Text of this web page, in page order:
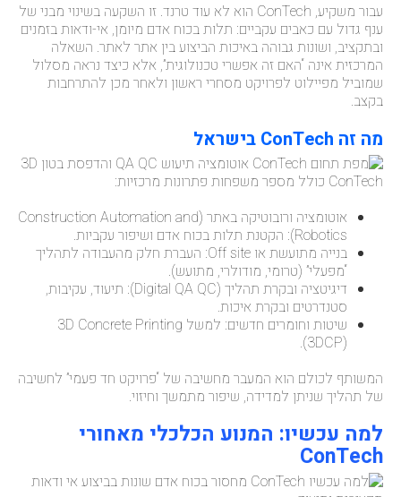
עבור משקיע, ConTech הוא לא עוד טרנד. זו השקעה בשינוי מבני של
ענף גדול עם כאבים עקביים: תלות בכוח אדם מיומן, אי-ודאות בזמנים
ובתקציב, ושונות גבוהה באיכות הביצוע בין אתר לאתר. השאלה
המרכזית אינה “האם זה אפשרי טכנולוגית”, אלא כיצד נראה מסלול
שמוביל מפיילוט לפרויקט מסחרי ראשון ולאחר מכן להתרחבות
בקצב.
מה זה ConTech בישראל
ConTech כולל מספר משפחות פתרונות מרכזיות:
אוטומציה ורובוטיקה באתר (Construction Automation and
Robotics): הקטנת תלות בכוח אדם ושיפור עקביות.
בנייה מתועשת או Off site: העברת חלק מהעבודה לתהליך
“מפעלי” (טרומי, מודולרי, מתועש).
דיגיטציה ובקרת תהליך (Digital QA QC): תיעוד, עקיבות,
סטנדרטים ובקרת איכות.
שיטות וחומרים חדשים: למשל 3D Concrete Printing
(3DCP).
המשותף לכולם הוא המעבר מחשיבה של “פרויקט חד פעמי” לחשיבה
של תהליך שניתן למדידה, שיפור מתמשך וחיזוי.
למה עכשיו: המנוע הכלכלי מאחורי
ConTech